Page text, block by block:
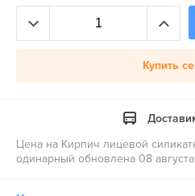
Купить
Цена на Кирпич лицевой
одинарный обновлена 08